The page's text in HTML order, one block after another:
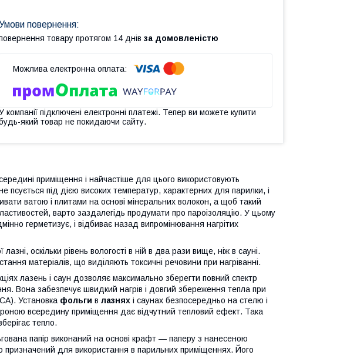
товару протягом 14 днів за домовленістю
компанії підключені електронні платежі. Тепер ви можете купити
який товар не покидаючи сайту.
приміщення і найчастіше для цього використовують
псується під дією високих температур, характерних для парилки, і
ватою і плитами на основі мінеральних волокон, а щоб такий
варто заздалегідь продумати про пароізоляцію. У цьому
герметизує, і відбиває назад випромінювання нагрітих
оскільки рівень вологості в ній в два рази вище, ніж в сауні.
матеріалів, що виділяють токсичні речовини при нагріванні.
лазень і саун дозволяє максимально зберегти повний спектр
Вона забезпечує швидкий нагрів і довгий збереження тепла при
Установка фольги в лазнях і саунах безпосередньо на стелю і
всередину приміщення дає відчутний тепловий ефект. Така
тепло.
папір виконаний на основі крафт ― паперу з нанесеною
для використання в парильних приміщеннях. Його